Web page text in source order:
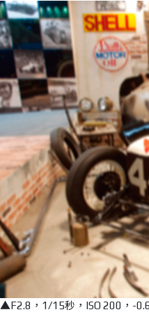
▲F2.8，1/15秒，ISO 200，-